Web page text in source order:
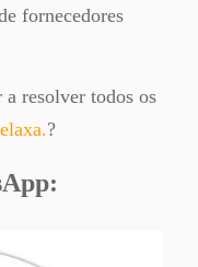
1T02T60NL0
fornecedores
a resolver todos os
?